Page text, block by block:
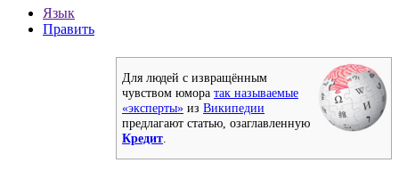
Язык
Править
Для людей с извращённым
чувством юмора так называемые
«эксперты» из Википедии
предлагают статью, озаглавленную
Кредит